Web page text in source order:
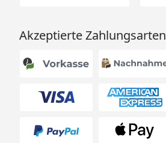
Akzeptierte Zahlungsarten